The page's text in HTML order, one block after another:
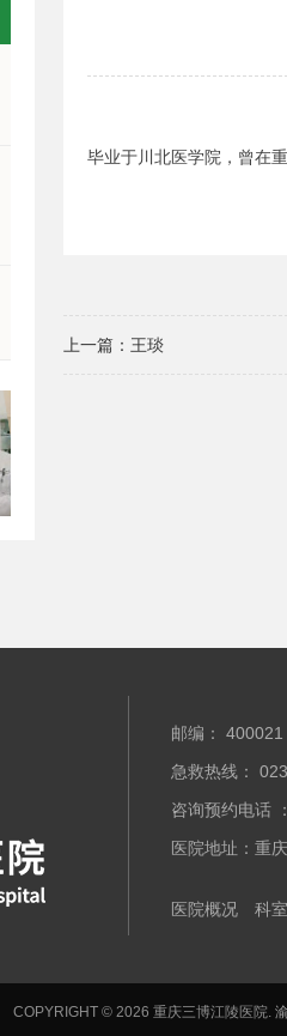
毕业于川北医学院，曾在
上一篇： 王琰
邮编： 400021
急救热线：
咨询预约电话
医院地址：重
医院概况 科
COPYRIGHT © 2026 重庆三博江陵医院.